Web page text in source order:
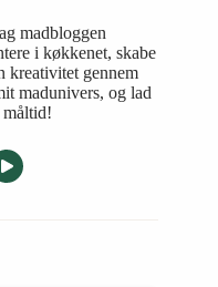
madbloggen
i køkkenet, skabe
kreativitet gennem
madunivers, og lad